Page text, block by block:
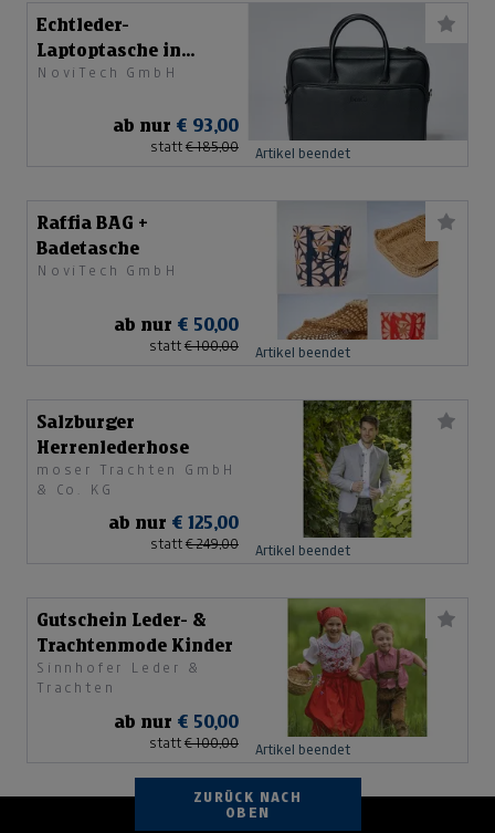
Echtleder-
Laptoptasche in
Schwarz
NoviTech GmbH
ab nur € 93,00
statt € 185,00 Artikel beendet
Raffia BAG +
Badetasche
NoviTech GmbH
ab nur € 50,00
statt € 100,00 Artikel beendet
Salzburger
Herrenlederhose
moser Trachten GmbH
& Co. KG
ab nur € 125,00
statt € 249,00 Artikel beendet
Gutschein Leder- &
Trachtenmode Kinder
Sinnhofer Leder &
Trachten
ab nur € 50,00
statt € 100,00 Artikel beendet
ZURÜCK NACH
OBEN